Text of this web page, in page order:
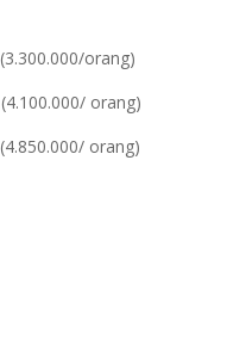
(3.300.000/orang)
(4.100.000/ orang)
(4.850.000/ orang)